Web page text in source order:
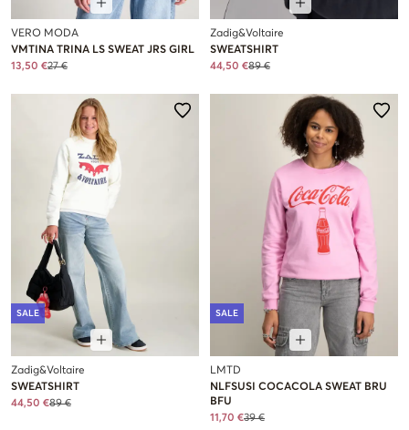
VERO MODA
VMTINA TRINA LS SWEAT JRS GIRL
13,50 €27 €
Zadig&Voltaire
SWEATSHIRT
44,50 €89 €
SALE
Zadig&Voltaire
SWEATSHIRT
44,50 €89 €
SALE
LMTD
NLFSUSI COCACOLA SWEAT BRU
BFU
11,70 €39 €